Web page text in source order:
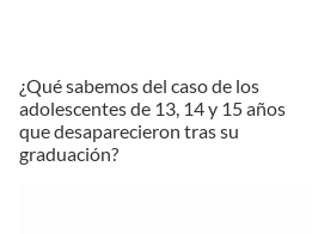
¿Qué sabemos del caso de los
adolescentes de 13, 14 y 15 años
que desaparecieron tras su
graduación?